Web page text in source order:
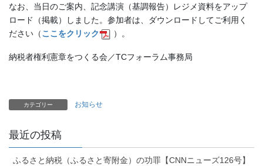
なお、当日のご案内、記念講演（基調報告）レジメ資料をアップ
ロード（掲載）しました。参加者は、ダウンロードしてご利用く
ださい（ここをクリック ）。
納税者権利憲章をつくる会／TCフォーラム事務局
カテゴリー お知らせ
最近の投稿
ふるさと納税（ふるさと寄附金）の功罪【CNNニューズ126号】